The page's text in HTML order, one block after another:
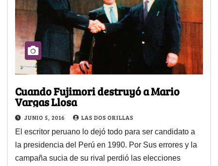
Cuando Fujimori destruyó a Mario
Vargas Llosa
JUNIO 5, 2016 LAS DOS ORILLAS
El escritor peruano lo dejó todo para ser candidato a
la presidencia del Perú en 1990. Por Sus errores y la
campaña sucia de su rival perdió las elecciones